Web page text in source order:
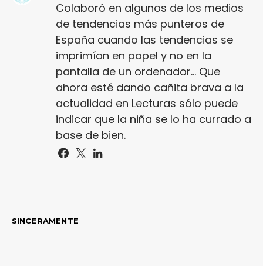
Colaboró en algunos de los medios
de tendencias más punteros de
España cuando las tendencias se
imprimían en papel y no en la
pantalla de un ordenador... Que
ahora esté dando cañita brava a la
actualidad en Lecturas sólo puede
indicar que la niña se lo ha currado a
base de bien.
SINCERAMENTE